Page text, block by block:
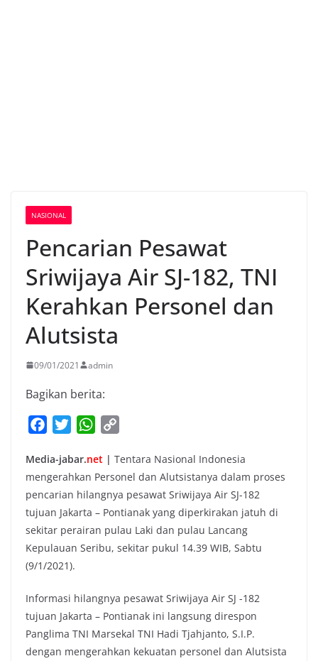
NASIONAL
Pencarian Pesawat
Sriwijaya Air SJ-182, TNI
Kerahkan Personel dan
Alutsista
09/01/2021 admin
Bagikan berita:
c
e
b
o
o
k
i
t
t
e
r
W
a
t
s
A
p
p
p
y
L
i
n
k
Media-jabar.net | Tentara Nasional Indonesia
mengerahkan Personel dan Alutsistanya dalam proses
pencarian hilangnya pesawat Sriwijaya Air SJ-182
tujuan Jakarta – Pontianak yang diperkirakan jatuh di
sekitar perairan pulau Laki dan pulau Lancang
Kepulauan Seribu, sekitar pukul 14.39 WIB, Sabtu
(9/1/2021).
Informasi hilangnya pesawat Sriwijaya Air SJ -182
tujuan Jakarta – Pontianak ini langsung direspon
Panglima TNI Marsekal TNI Hadi Tjahjanto, S.I.P.
dengan mengerahkan kekuatan personel dan Alutsista